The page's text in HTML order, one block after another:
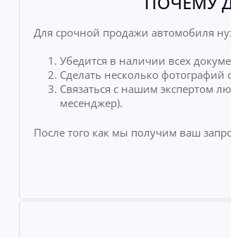
Для срочной продажи автомобиля
Убедится в наличии всех
Сделать несколько фотографий
Связаться с нашим экспертом
месенджер).
После того как мы получим ваш